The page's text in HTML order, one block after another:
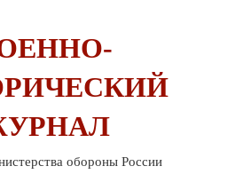
обороны России